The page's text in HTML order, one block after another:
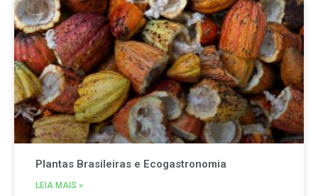
Plantas Brasileiras e Ecogastronomia
LEIA MAIS »